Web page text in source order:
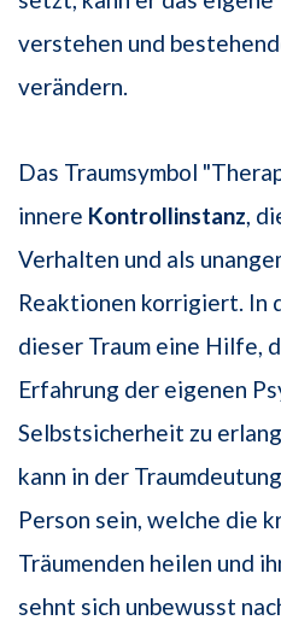
verstehen und
verändern.
Das Traumsymbol
innere Kontrollinstanz,
Verhalten und als
Reaktionen korrigiert. In
dieser Traum eine Hilfe,
Erfahrung der eigenen
Selbstsicherheit zu
kann in der
Person sein, welche die
Träumenden heilen und
sehnt sich unbewusst